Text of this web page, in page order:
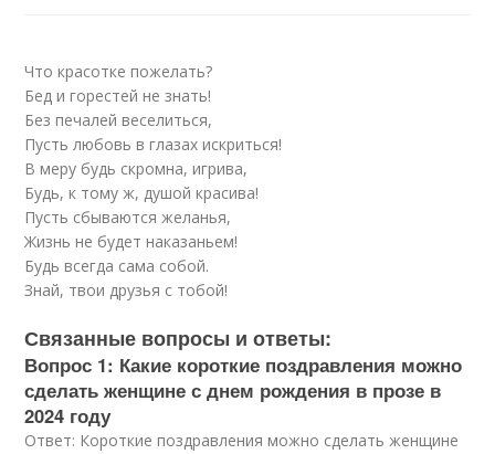
Что красотке пожелать?
Бед и горестей не знать!
Без печалей веселиться,
Пусть любовь в глазах искриться!
В меру будь скромна, игрива,
Будь, к тому ж, душой красива!
Пусть сбываются желанья,
Жизнь не будет наказаньем!
Будь всегда сама собой.
Знай, твои друзья с тобой!
Связанные вопросы и ответы:
Вопрос 1: Какие короткие поздравления можно
сделать женщине с днем рождения в прозе в
2024 году
Ответ: Короткие поздравления можно сделать женщине